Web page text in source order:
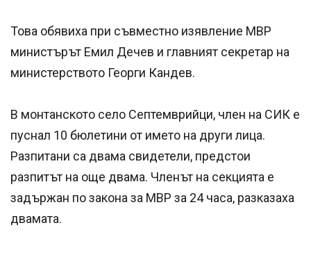
Това обявиха при съвместно изявление МВР
министърът Емил Дечев и главният секретар на
министерството Георги Кандев.
В монтанското село Септемврийци, член на СИК е
пуснал 10 бюлетини от името на други лица.
Разпитани са двама свидетели, предстои
разпитът на още двама. Членът на секцията е
задържан по закона за МВР за 24 часа, разказаха
двамата.